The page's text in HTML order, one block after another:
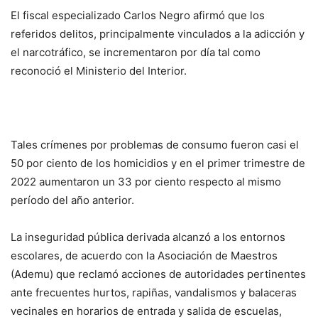
El fiscal especializado Carlos Negro afirmó que los
referidos delitos, principalmente vinculados a la adicción y
el narcotráfico, se incrementaron por día tal como
reconoció el Ministerio del Interior.
Tales crímenes por problemas de consumo fueron casi el
50 por ciento de los homicidios y en el primer trimestre de
2022 aumentaron un 33 por ciento respecto al mismo
período del año anterior.
La inseguridad pública derivada alcanzó a los entornos
escolares, de acuerdo con la Asociación de Maestros
(Ademu) que reclamó acciones de autoridades pertinentes
ante frecuentes hurtos, rapiñas, vandalismos y balaceras
vecinales en horarios de entrada y salida de escuelas,